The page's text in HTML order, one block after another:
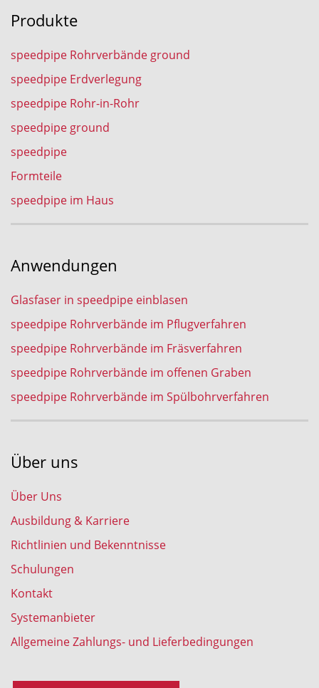
Produkte
speedpipe Rohrverbände ground
speedpipe Erdverlegung
speedpipe Rohr-in-Rohr
speedpipe ground
speedpipe
Formteile
speedpipe im Haus
Anwendungen
Glasfaser in speedpipe einblasen
speedpipe Rohrverbände im Pflugverfahren
speedpipe Rohrverbände im Fräsverfahren
speedpipe Rohrverbände im offenen Graben
speedpipe Rohrverbände im Spülbohrverfahren
Über uns
Über Uns
Ausbildung & Karriere
Richtlinien und Bekenntnisse
Schulungen
Kontakt
Systemanbieter
Allgemeine Zahlungs- und Lieferbedingungen